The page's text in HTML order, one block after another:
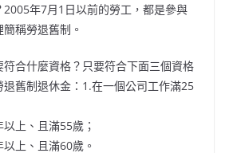
年7月1日以前的勞工，都是參與
稱勞退舊制。
合什麼資格？只要符合下面三個資格
舊制退休金：1.在一個公司工作滿25
上、且滿55歲；
上、且滿60歲。